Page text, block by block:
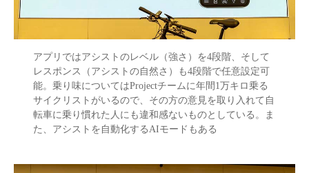
アプリではアシストのレベル（強さ）を4段階、そして
レスポンス（アシストの自然さ）も4段階で任意設定可
能。乗り味についてはProjectチームに年間1万キロ乗る
サイクリストがいるので、その方の意見を取り入れて自
転車に乗り慣れた人にも違和感ないものとしている。ま
た、アシストを自動化するAIモードもある